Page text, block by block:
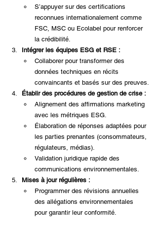
S’appuyer sur des certifications
reconnues internationalement comme
FSC, MSC ou Ecolabel pour renforcer
la crédibilité.
Intégrer les équipes ESG et RSE :
Collaborer pour transformer des
données techniques en récits
convaincants et basés sur des preuves.
Établir des procédures de gestion de crise :
Alignement des affirmations marketing
avec les métriques ESG.
Élaboration de réponses adaptées pour
les parties prenantes (consommateurs,
régulateurs, médias).
Validation juridique rapide des
communications environnementales.
Mises à jour régulières :
Programmer des révisions annuelles
des allégations environnementales
pour garantir leur conformité.